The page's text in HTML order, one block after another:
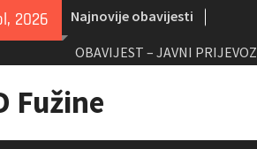
2026 Najnovije obavijesti
OBAVIJEST – JAVNI PRIJEVOZ
Fužine